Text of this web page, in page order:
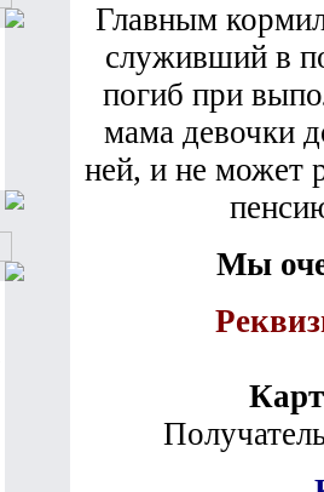
Главным
служивший в
погиб при
мама девочки
ней, и не может
Мы